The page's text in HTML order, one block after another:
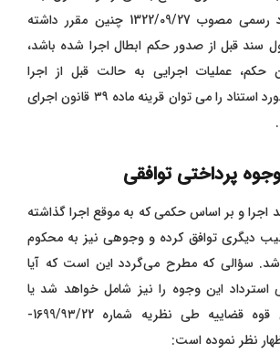
و قانون دفاتر اسناد رسمی مصوب 1322/09/27 چنین مقرر داشته
سند قبل از صدور حکم ابطال اجرا شده باشد،
عملیات اجرایی به حالت قبل از اجرا
برمی‌گردد. ماده ۷ مورد استناد را می ‌توان قرینه ماده ۳۹ قانون اجرای
پرداختی توافقی
اجرا و بر اساس حکمی که به موقع اجرا گذاشته
دیگری توافق کرده و وجوهی نیز به محکوم
سؤالی که مطرح می‌گردد این است که آیا
استرداد این وجوه را نیز شامل خواهد شد یا
خیر؟ اداره حقوقی قوه قضاییه طی نظریه شماره 1699/۹۳/22-